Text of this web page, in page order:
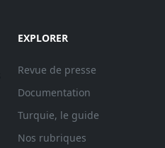
EXPLORER
Revue de presse
Documentation
Turquie, le guide
Nos rubriques